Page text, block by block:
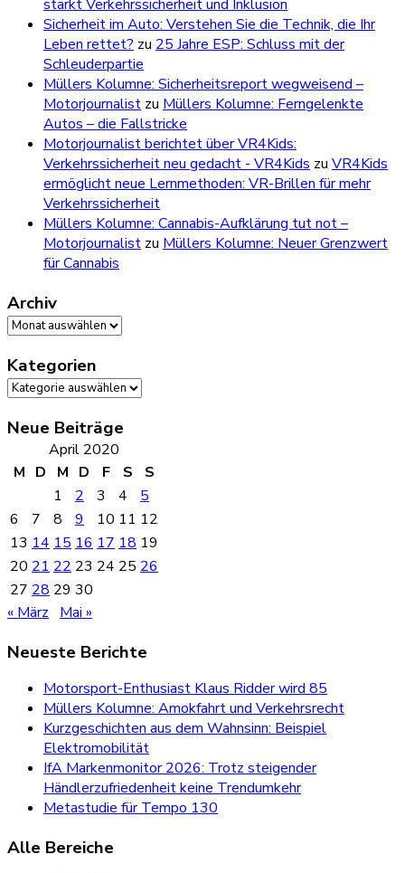
stärkt Verkehrssicherheit und Inklusion
Sicherheit im Auto: Verstehen Sie die Technik, die Ihr
Leben rettet? zu 25 Jahre ESP: Schluss mit der
Schleuderpartie
Müllers Kolumne: Sicherheitsreport wegweisend –
Motorjournalist zu Müllers Kolumne: Ferngelenkte
Autos – die Fallstricke
Motorjournalist berichtet über VR4Kids:
Verkehrssicherheit neu gedacht - VR4Kids zu VR4Kids
ermöglicht neue Lernmethoden: VR-Brillen für mehr
Verkehrssicherheit
Müllers Kolumne: Cannabis-Aufklärung tut not –
Motorjournalist zu Müllers Kolumne: Neuer Grenzwert
für Cannabis
Archiv
Archiv
Kategorien
Kategorien
Neue Beiträge
April 2020
M D M D F S
S
1
2 3 4
5
6
7 8 9 10 11 12
13 14 15 16 17 18 19
20 21 22 23 24 25 26
27 28 29 30
« März
Mai »
Neueste Berichte
Motorsport-Enthusiast Klaus Ridder wird 85
Müllers Kolumne: Amokfahrt und Verkehrsrecht
Kurzgeschichten aus dem Wahnsinn: Beispiel
Elektromobilität
IfA Markenmonitor 2026: Trotz steigender
Händlerzufriedenheit keine Trendumkehr
Metastudie für Tempo 130
Alle Bereiche